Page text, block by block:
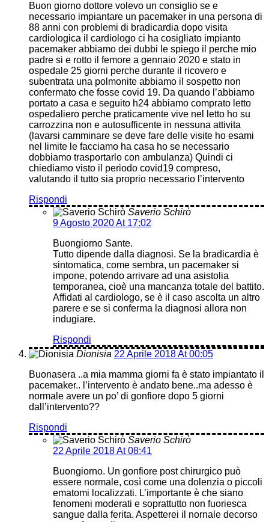
Buon giorno dottore volevo un consiglio se e
necessario impiantare un pacemaker in una persona di
88 anni con problemi di bradicardia dopo visita
cardiologica il cardiologo ci ha cosigliato impianto
pacemaker abbiamo dei dubbi le spiego il perche mio
padre si e rotto il femore a gennaio 2020 e stato in
ospedale 25 giorni perche durante il ricovero e
subentrata una polmonite abbiamo il sospetto non
confermato che fosse covid 19. Da quando l’abbiamo
portato a casa e seguito h24 abbiamo comprato letto
ospedaliero perche praticamente vive nel letto ho su
carrozzina non e autosufficente in nessuna attivita
(lavarsi camminare se deve fare delle visite ho esami
nel limite le facciamo ha casa ho se necessario
dobbiamo trasportarlo con ambulanza) Quindi ci
chiediamo visto il periodo covid19 compreso,
valutando il tutto sia proprio necessario l’intervento
Rispondi
Saverio Schirò
9 Agosto 2020 At 17:02
Buongiorno Sante.
Tutto dipende dalla diagnosi. Se la bradicardia è
sintomatica, come sembra, un pacemaker si
impone, potendo arrivare ad una asistolia
temporanea, cioè una mancanza totale del battito.
Affidati al cardiologo, se è il caso ascolta un altro
parere e se si conferma la diagnosi allora non
indugiare.
Rispondi
Dionisia 22 Aprile 2018 At 00:05
Buonasera ..a mia mamma giorni fa è stato impiantato il
pacemaker.. l’intervento è andato bene..ma adesso è
normale avere un po’ di gonfiore dopo 5 giorni
dall’intervento??
Rispondi
Saverio Schirò
22 Aprile 2018 At 08:41
Buongiorno. Un gonfiore post chirurgico può
essere normale, così come una dolenzia o piccoli
ematomi localizzati. L’importante è che siano
fenomeni moderati e soprattutto non fuoriesca
sangue dalla ferita. Aspetterei il nornale decorso